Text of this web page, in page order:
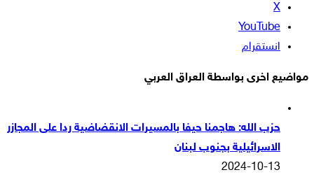
‫X
‫YouTube
انستقرام
مواضيع اخرى بواسطة العراق العربي
حزب الله: هاجمنا حيفا بالمسيرات الانقضاضية ردا على المجازر
الاسرائيلية بجنوب لبنان
2024-10-13